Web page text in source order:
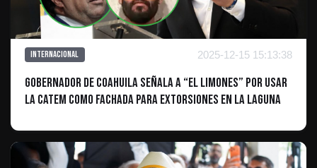
Internacional 2025-12-15 15:13:38
Gobernador de Coahuila señala a “El Limones” por usar
la CATEM como fachada para extorsiones en La Laguna